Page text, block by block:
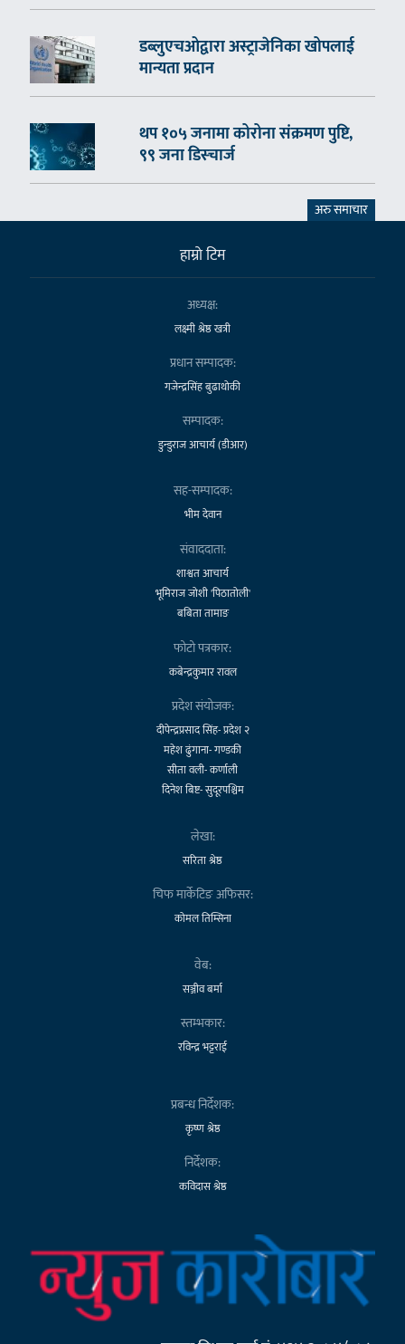
डब्लुएचओद्वारा अस्ट्राजेनिका खोपलाई
मान्यता प्रदान
थप १०५ जनामा कोरोना संक्रमण पुष्टि,
९९ जना डिस्चार्ज
अरु समाचार
हाम्राे टिम
अध्यक्ष:
लक्ष्मी श्रेष्ठ खत्री
प्रधान सम्पादक:
गजेन्द्रसिंह बुढाथोकी
सम्पादक:
डुन्डुराज आचार्य (डीआर)
सह-सम्पादक:
भीम देवान
संवाददाता:
शाश्वत आचार्य
भूमिराज जोशी 'पिठातोली'
बबिता तामाङ
फोटो पत्रकार:
कबेन्द्रकुमार रावल
प्रदेश संयोजक:
दीपेन्द्रप्रसाद सिंह- प्रदेश २
महेश ढुंगाना- गण्डकी
सीता वली- कर्णाली
दिनेश बिष्ट- सुदूरपश्चिम
लेखा:
सरिता श्रेष्ठ
चिफ मार्केटिङ अफिसर:
कोमल तिम्सिना
वेब:
सञ्जीव बर्मा
स्तम्भकार:
रविन्द्र भट्टराई
प्रबन्ध निर्देशक:
कृष्ण श्रेष्ठ
निर्देशक:
कविदास श्रेष्ठ